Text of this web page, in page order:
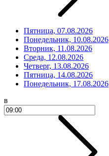
Пятница, 07.08.2026
Понедельник, 10.08.2026
Вторник, 11.08.2026
Среда, 12.08.2026
Четверг, 13.08.2026
Пятница, 14.08.2026
Понедельник, 17.08.2026
в